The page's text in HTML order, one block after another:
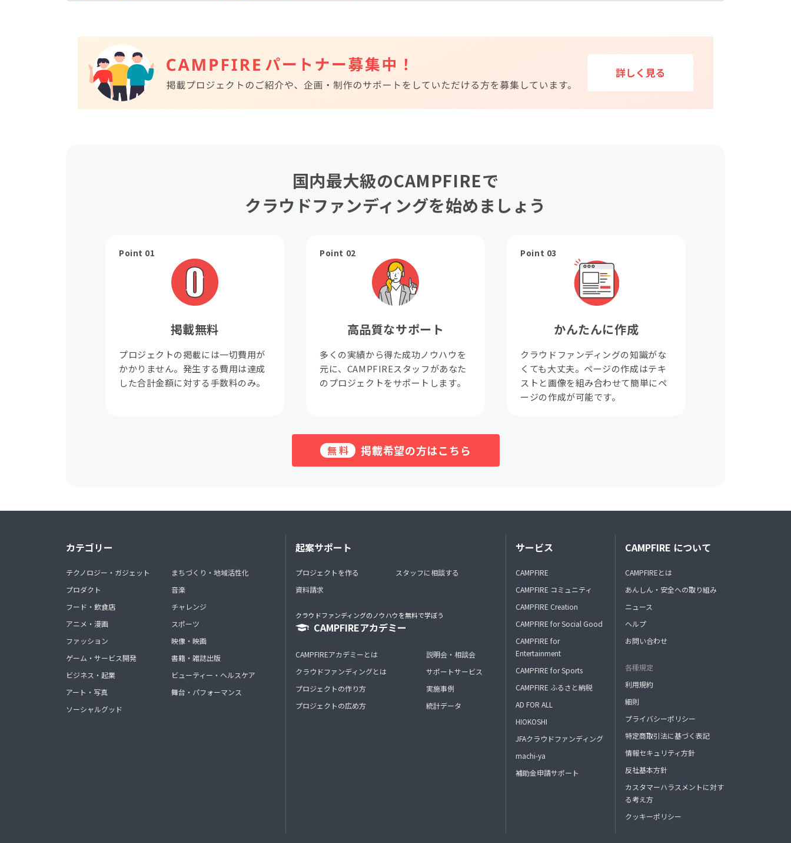
国内最大級のCAMPFIREで
クラウドファンディングを始めましょう
Point 01
掲載無料
プロジェクトの掲載には一切費用が
かかりません。発生する費用は達成
した合計金額に対する手数料のみ。
Point 02
高品質なサポート
多くの実績から得た成功ノウハウを
元に、CAMPFIREスタッフがあなた
のプロジェクトをサポートします。
Point 03
かんたんに作成
クラウドファンディングの知識がな
くても大丈夫。ページの作成はテキ
ストと画像を組み合わせて簡単にペ
ージの作成が可能です。
無料 掲載希望の方はこちら
カテゴリー
テクノロジー・ガジェット
プロダクト
フード・飲食店
アニメ・漫画
ファッション
ゲーム・サービス開発
ビジネス・起業
アート・写真
ソーシャルグッド
まちづくり・地域活性化
音楽
チャレンジ
スポーツ
映像・映画
書籍・雑誌出版
ビューティー・ヘルスケア
舞台・パフォーマンス
起案サポート
プロジェクトを作る
資料請求
スタッフに相談する
クラウドファンディングのノウハウを無料で学ぼう
CAMPFIREアカデミー
CAMPFIREアカデミーとは
クラウドファンディングとは
プロジェクトの作り方
プロジェクトの広め方
説明会・相談会
サポートサービス
実施事例
統計データ
サービス
CAMPFIRE
CAMPFIRE コミュニティ
CAMPFIRE Creation
CAMPFIRE for Social Good
CAMPFIRE for
Entertainment
CAMPFIRE for Sports
CAMPFIRE ふるさと納税
AD FOR ALL
HIOKOSHI
JFAクラウドファンディング
machi-ya
補助金申請サポート
CAMPFIRE について
CAMPFIREとは
あんしん・安全への取り組み
ニュース
ヘルプ
お問い合わせ
各種規定
利用規約
細則
プライバシーポリシー
特定商取引法に基づく表記
情報セキュリティ方針
反社基本方針
カスタマーハラスメントに対す
る考え方
クッキーポリシー